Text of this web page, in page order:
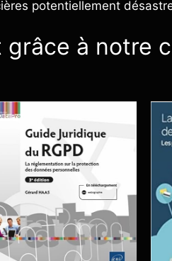
potentiellement
grâce à notre